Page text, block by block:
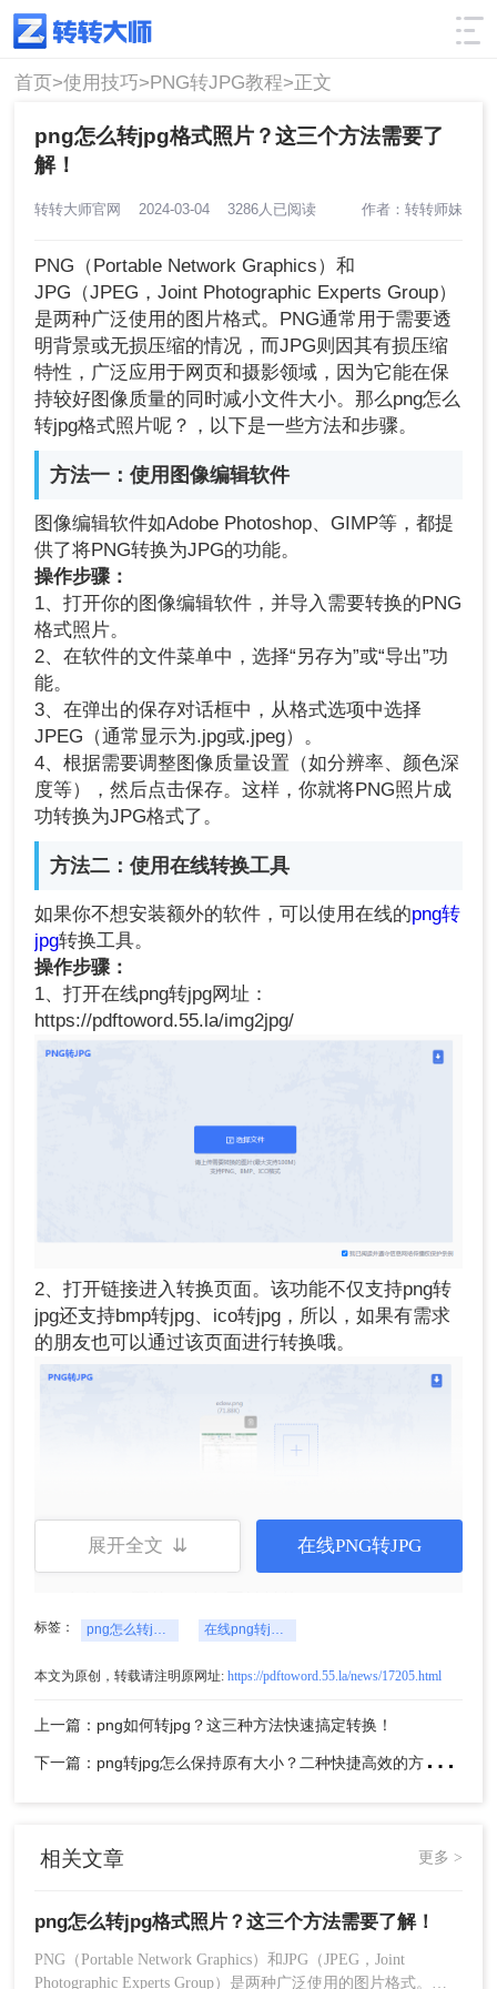
使用技巧 筛选
首页>使用技巧>PNG转JPG教程>正文
png怎么转jpg格式照片？这三个方法需要了
解！
转转大师官网 2024-03-04 3286人已阅读 作者：转转师妹
PNG（Portable Network Graphics）和
JPG（JPEG，Joint Photographic Experts Group）
是两种广泛使用的图片格式。PNG通常用于需要透
明背景或无损压缩的情况，而JPG则因其有损压缩
特性，广泛应用于网页和摄影领域，因为它能在保
持较好图像质量的同时减小文件大小。那么png怎么
转jpg格式照片呢？，以下是一些方法和步骤。
方法一：使用图像编辑软件
图像编辑软件如Adobe Photoshop、GIMP等，都提
供了将PNG转换为JPG的功能。
操作步骤：
1、打开你的图像编辑软件，并导入需要转换的PNG
格式照片。
2、在软件的文件菜单中，选择“另存为”或“导出”功
能。
3、在弹出的保存对话框中，从格式选项中选择
JPEG（通常显示为.jpg或.jpeg）。
4、根据需要调整图像质量设置（如分辨率、颜色深
度等），然后点击保存。这样，你就将PNG照片成
功转换为JPG格式了。
方法二：使用在线转换工具
如果你不想安装额外的软件，可以使用在线的png转
jpg转换工具。
操作步骤：
1、打开在线png转jpg网址：
https://pdftoword.55.la/img2jpg/
2、打开链接进入转换页面。该功能不仅支持png转
jpg还支持bmp转jpg、ico转jpg，所以，如果有需求
的朋友也可以通过该页面进行转换哦。
4、等待一小会就转好了，下载文件即可使用。
现在许多手机应用程序也提供了将PNG转换为JPG
的功能。
展开全文 ⇊ 在线PNG转JPG
标签： png怎么转jpg格式照片 在线png转jpg格式
本文为原创，转载请注明原网址: https://pdftoword.55.la/news/17205.html
上一篇：png如何转jpg？这三种方法快速搞定转换！
下
一篇：png转jpg怎么保持原有大小？二种快捷高效的方法推荐给你！
相关文章 更多 >
png怎么转jpg格式照片？这三个方法需要了解！
PNG（Portable Network Graphics）和JPG（JPEG，Joint
Photographic Experts Group）是两种广泛使用的图片格式。